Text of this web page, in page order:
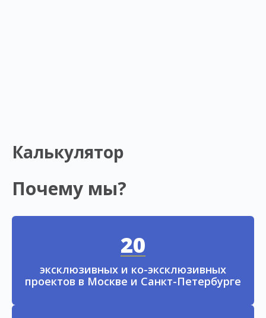
Калькулятор
Почему мы?
20
эксклюзивных и ко-эксклюзивных
проектов в Москве и Санкт-Петербурге